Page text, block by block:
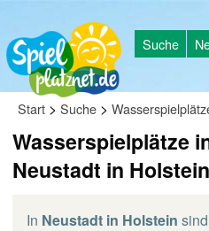
Suche
Start > Suche >
Wasserspielplätze
Neustadt in Holstein
In Neustadt in Holstein